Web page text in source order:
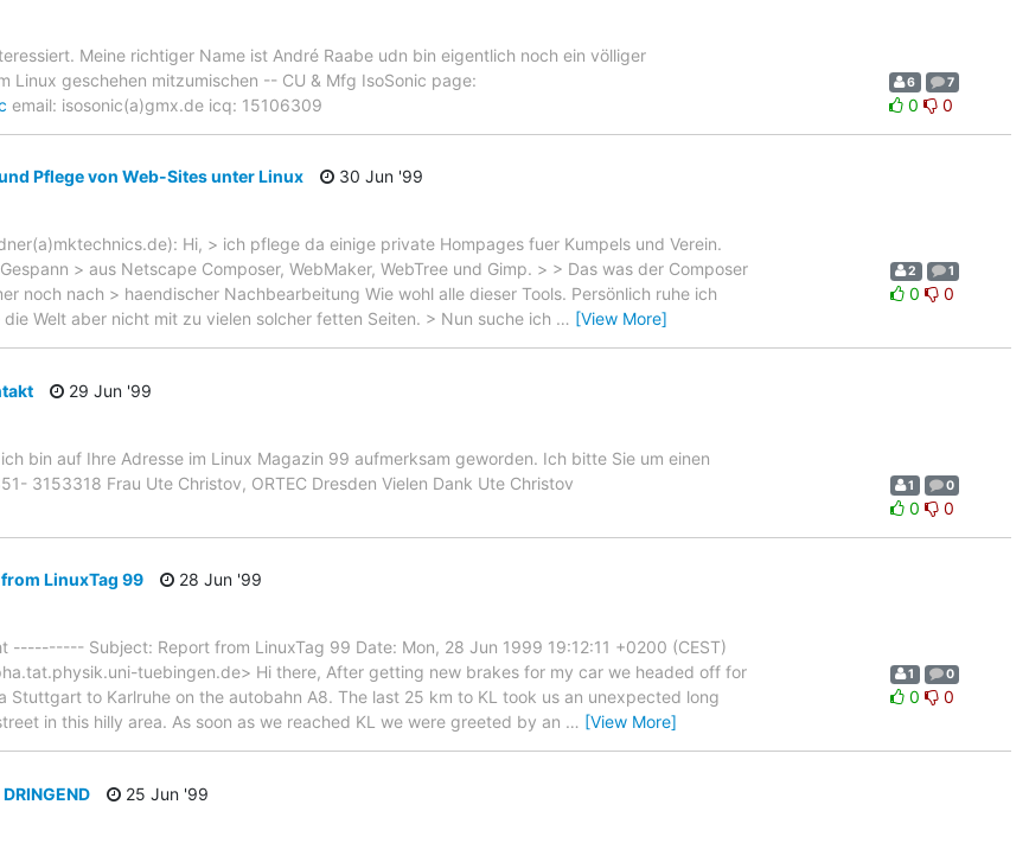
Meine richtiger Name ist André Raabe udn bin eigentlich noch ein völliger
Linux geschehen mitzumischen -- CU & Mfg IsoSonic page:
email: isosonic(a)gmx.de icq: 15106309
6 7
0 0
Pflege von Web-Sites unter Linux
30 Jun '99
Hi, > ich pflege da einige private Hompages fuer Kumpels und Verein.
> aus Netscape Composer, WebMaker, WebTree und Gimp. > > Das was der Composer
noch nach > haendischer Nachbearbeitung Wie wohl alle dieser Tools. Persönlich ruhe ich
Welt aber nicht mit zu vielen solcher fetten Seiten. > Nun suche ich … [View More]
2 1
0 0
29 Jun '99
bin auf Ihre Adresse im Linux Magazin 99 aufmerksam geworden. Ich bitte Sie um einen
3153318 Frau Ute Christov, ORTEC Dresden Vielen Dank Ute Christov
1 0
0 0
LinuxTag 99
28 Jun '99
Subject: Report from LinuxTag 99 Date: Mon, 28 Jun 1999 19:12:11 +0200 (CEST)
tuebingen.de> Hi there, After getting new brakes for my car we headed off for
Stuttgart to Karlruhe on the autobahn A8. The last 25 km to KL took us an unexpected long
in this hilly area. As soon as we reached KL we were greeted by an … [View More]
1 0
0 0
25 Jun '99